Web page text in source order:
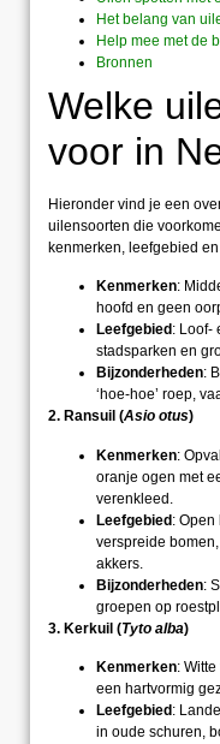
Het belang van
Help mee met de
Bronnen
Welke
voor in
Hieronder vind je een
uilensoorten die
kenmerken, leefgebied
Kenmerken:
hoofd en geen
Leefgebied : Loof-
stadsparken en
Bijzonderheden:
‘hoe-hoe’ roep,
2. Ransuil (Asio otus)
Kenmerken:
oranje ogen met
verenkleed.
Leefgebied:
verspreide
akkers.
Bijzonderheden:
groepen op
3. Kerkuil (Tyto alba)
Kenmerken:
een hartvormig
Leefgebied :
in oude schuren,